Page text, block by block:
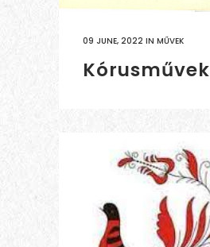
09 JUNE, 2022 IN MŰVEK
Kórusművek